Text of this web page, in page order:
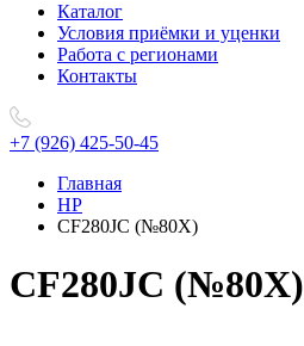
Каталог
Условия приёмки и уценки
Работа с регионами
Контакты
+7 (926) 425-50-45
Главная
HP
CF280JC (№80X)
CF280JC (№80X)